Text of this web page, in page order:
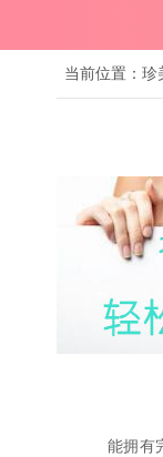
当前位置：珍
能拥有完